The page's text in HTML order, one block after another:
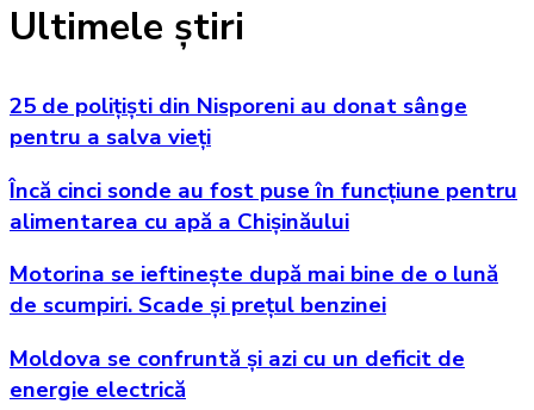
Ultimele știri
25 de polițiști din Nisporeni au donat sânge
pentru a salva vieți
Încă cinci sonde au fost puse în funcțiune pentru
alimentarea cu apă a Chișinăului
Motorina se ieftinește după mai bine de o lună
de scumpiri. Scade și prețul benzinei
Moldova se confruntă și azi cu un deficit de
energie electrică